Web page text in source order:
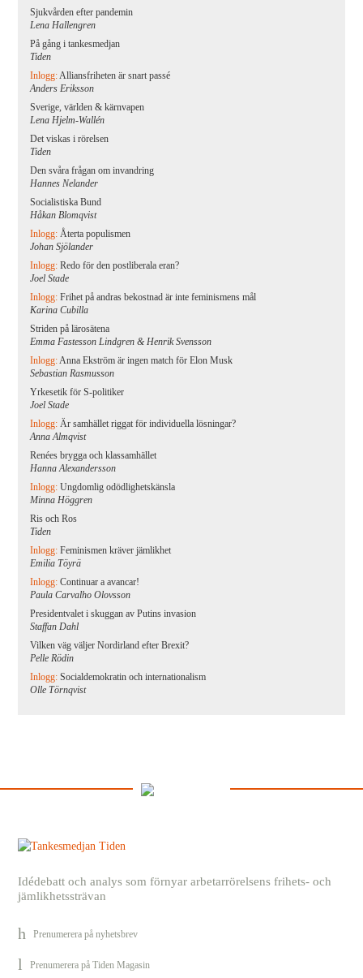
Sjukvården efter pandemin
Lena Hallengren
På gång i tankesmedjan
Tiden
Inlogg: Alliansfriheten är snart passé
Anders Eriksson
Sverige, världen & kärnvapen
Lena Hjelm-Wallén
Det viskas i rörelsen
Tiden
Den svåra frågan om invandring
Hannes Nelander
Socialistiska Bund
Håkan Blomqvist
Inlogg: Återta populismen
Johan Sjölander
Inlogg:Redo för den postliberala eran?
Joel Stade
Inlogg:Frihet på andras bekostnad är inte feminismens mål
Karina Cubilla
Striden på lärosätena
Emma Fastesson Lindgren & Henrik Svensson
Inlogg: Anna Ekström är ingen match för Elon Musk
Sebastian Rasmusson
Yrkesetik för S-politiker
Joel Stade
Inlogg: Är samhället riggat för individuella lösningar?
Anna Almqvist
Renées brygga och klassamhället
Hanna Alexandersson
Inlogg:Ungdomlig odödlighetskänsla
Minna Höggren
Ris och Ros
Tiden
Inlogg:Feminismen kräver jämlikhet
Emilia Töyrä
Inlogg:Continuar a avancar!
Paula Carvalho Olovsson
Presidentvalet i skuggan av Putins invasion
Staffan Dahl
Vilken väg väljer Nordirland efter Brexit?
Pelle Rödin
Inlogg:Socialdemokratin och internationalism
Olle Törnqvist
Idédebatt och analys som förnyar arbetarrörelsens frihets- och
jämlikhetssträvan
Prenumerera på nyhetsbrev
Prenumerera på Tiden Magasin